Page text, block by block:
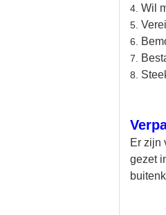
4. Wil
5.
6.
7.
8.
Er zijn
gezet